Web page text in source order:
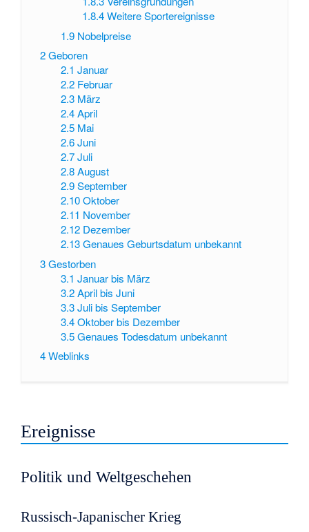
1.8.4 Weitere Sportereignisse
1.9 Nobelpreise
2Geboren
2.1 Januar
2.2 Februar
2.3 März
2.4 April
2.5 Mai
2.6 Juni
2.7 Juli
2.8 August
2.9 September
2.10 Oktober
2.11 November
2.12 Dezember
2.13 Genaues Geburtsdatum unbekannt
3Gestorben
3.1 Januar bis März
3.2 April bis Juni
3.3 Juli bis September
3.4 Oktober bis Dezember
3.5 Genaues Todesdatum unbekannt
4Weblinks
Ereignisse
Politik und Weltgeschehen
Russisch-Japanischer Krieg